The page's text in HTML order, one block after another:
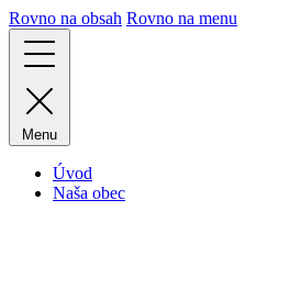
Rovno na obsah Rovno na menu
Menu
Úvod
Naša obec